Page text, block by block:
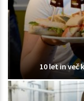
10 let in več